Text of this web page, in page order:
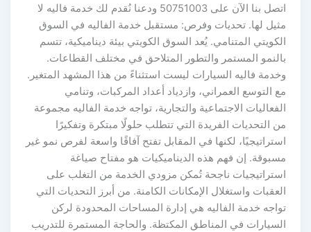
اتصل بنا الآن على 50751003 ودعنا نُقدم لك خدمة فاليه لا
مثيل لها. تحديات وفرص: مستقبل خدمة الفاليه في السوق
الكويتي المتنامي. يُعد السوق الكويتي بيئة ديناميكية، تتسم
بالنمو المستمر والتطور المتلاحق في مختلف القطاعات.
وخدمة فاليه السيارات ليست استثناءً من هذا المشهد المتغير.
مع التوسع العمراني، وازدياد أعداد المركبات، وتنامي
الفعاليات الاجتماعية والتجارية، تواجه خدمة الفاليه مجموعة
من التحديات الفريدة التي تتطلب حلولًا مبتكرة وتفكيرًا
استراتيجيًا، لكنها في المقابل تفتح آفاقًا واسعة لفرص نمو غير
مسبوقة. إن فهم هذه الديناميكيات هو مفتاح صياغة
استراتيجيات ناجحة تُمكن مزودي الخدمة من التغلب على
العقبات واستغلال الإمكانات الكامنة. من أبرز التحديات التي
تواجه خدمة الفاليه هي إدارة المساحات المحدودة لركن
السيارات في المناطق المكتظة. والحاجة المستمرة للتدريب